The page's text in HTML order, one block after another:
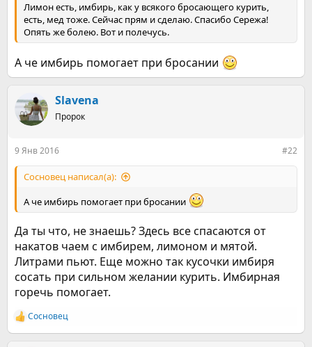
Лимон есть, имбирь, как у всякого бросающего курить,
есть, мед тоже. Сейчас прям и сделаю. Спасибо Сережа!
Опять же болею. Вот и полечусь.
А че имбирь помогает при бросании
Slavena
Пророк
9 Янв 2016 #22
Сосновец написал(а):
А че имбирь помогает при бросании
Да ты что, не знаешь? Здесь все спасаются от
накатов чаем с имбирем, лимоном и мятой.
Литрами пьют. Еще можно так кусочки имбиря
сосать при сильном желании курить. Имбирная
горечь помогает.
Р
е
Сосновец